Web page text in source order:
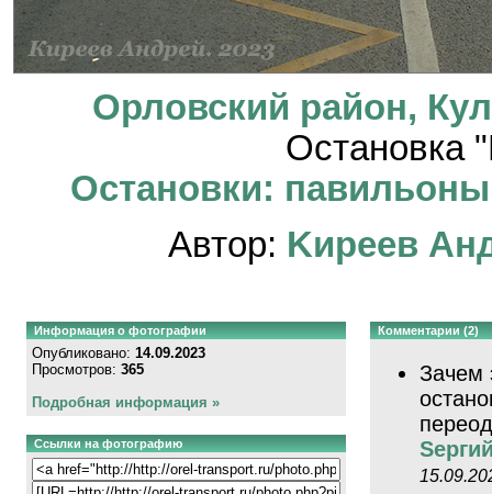
Орловский район,
Остановка
Остановки:
Автор: Kиpeeв
Информация о фотографии
Опубликовано: 14.09.2023
Просмотров: 365
Подробная информация »
Ссылки на фотографию
Комментарии (2)
Зачем